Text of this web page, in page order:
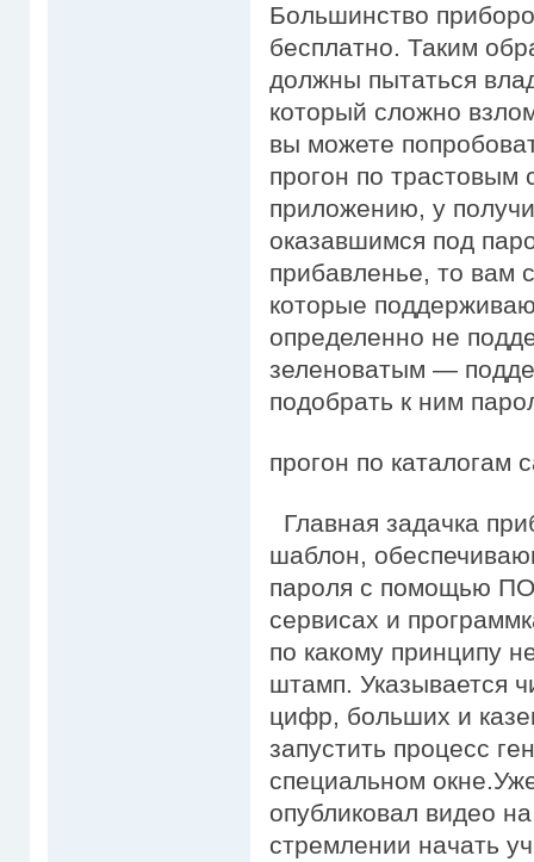
Большинство
бесплатно. Таким
должны пытаться
который сложно
вы можете
прогон по трастовым
приложению, у
оказавшимся под
прибавленье, то вам
которые
определенно не
зеленоватым —
подобрать к ним
прогон по каталогам
Главная задачка
шаблон,
пароля с помощью
сервисах и
по какому принципу
штамп. Указывается
цифр, больших и
запустить процесс
специальном
опубликовал видео
стремлении начать